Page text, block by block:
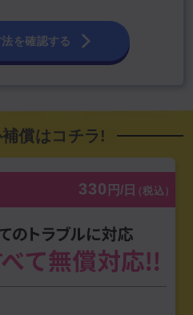
を確認する
償はコチラ!
330 円/日（税込）